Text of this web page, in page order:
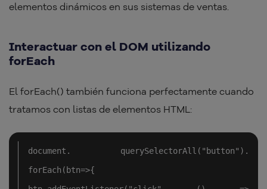
elementos dinámicos en sus sistemas de ventas.
Interactuar con el DOM utilizando
forEach
El forEach() también funciona perfectamente cuando
tratamos con listas de elementos HTML:
document. querySelectorAll("button").
forEach(btn=>{